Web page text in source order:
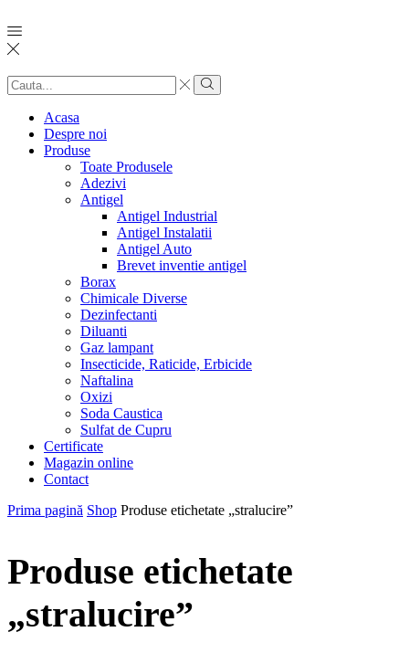
Search
input
Search
Acasa
Despre noi
Produse
Toate Produsele
Adezivi
Antigel
Antigel Industrial
Antigel Instalatii
Antigel Auto
Brevet inventie antigel
Borax
Chimicale Diverse
Dezinfectanti
Diluanti
Gaz lampant
Insecticide, Raticide, Erbicide
Naftalina
Oxizi
Soda Caustica
Sulfat de Cupru
Certificate
Magazin online
Contact
Prima pagină Shop Produse etichetate „stralucire”
Produse etichetate
„stralucire”